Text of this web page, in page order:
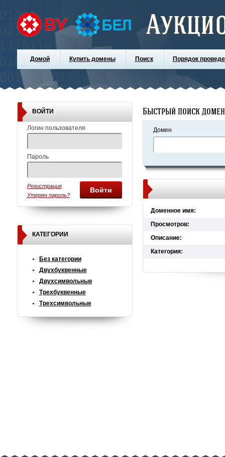
Домой Купить домены Поиск Порядок
ВОЙТИ
Логин пользователя
Пароль
Войти
Регистрация
Утерян пароль?
КАТЕГОРИИ
Без категории
Двухбуквенные
Двухсимвольные
Трехбуквенные
Трехсимвольные
Быстрый поиск
Домен
Доменное имя:
Просмотров:
Описание:
Категория: